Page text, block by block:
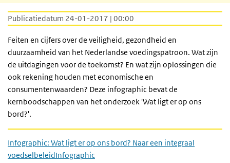
Publicatiedatum 24-01-2017 | 00:00
Feiten en cijfers over de veiligheid, gezondheid en
duurzaamheid van het Nederlandse voedingspatroon. Wat zijn
de uitdagingen voor de toekomst? En wat zijn oplossingen die
ook rekening houden met economische en
consumentenwaarden? Deze infographic bevat de
kernboodschappen van het onderzoek 'Wat ligt er op ons
bord?'.
Infographic: Wat ligt er op ons bord? Naar een integraal
voedselbeleidInfographic